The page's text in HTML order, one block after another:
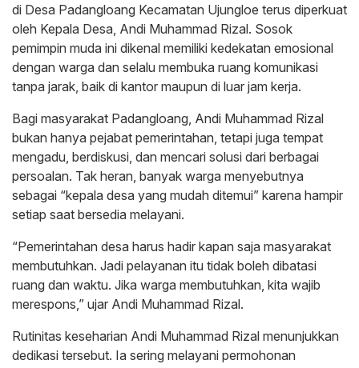
di Desa Padangloang Kecamatan Ujungloe terus diperkuat
oleh Kepala Desa, Andi Muhammad Rizal. Sosok
pemimpin muda ini dikenal memiliki kedekatan emosional
dengan warga dan selalu membuka ruang komunikasi
tanpa jarak, baik di kantor maupun di luar jam kerja.
Bagi masyarakat Padangloang, Andi Muhammad Rizal
bukan hanya pejabat pemerintahan, tetapi juga tempat
mengadu, berdiskusi, dan mencari solusi dari berbagai
persoalan. Tak heran, banyak warga menyebutnya
sebagai “kepala desa yang mudah ditemui” karena hampir
setiap saat bersedia melayani.
“Pemerintahan desa harus hadir kapan saja masyarakat
membutuhkan. Jadi pelayanan itu tidak boleh dibatasi
ruang dan waktu. Jika warga membutuhkan, kita wajib
merespons,” ujar Andi Muhammad Rizal.
Rutinitas keseharian Andi Muhammad Rizal menunjukkan
dedikasi tersebut. Ia sering melayani permohonan